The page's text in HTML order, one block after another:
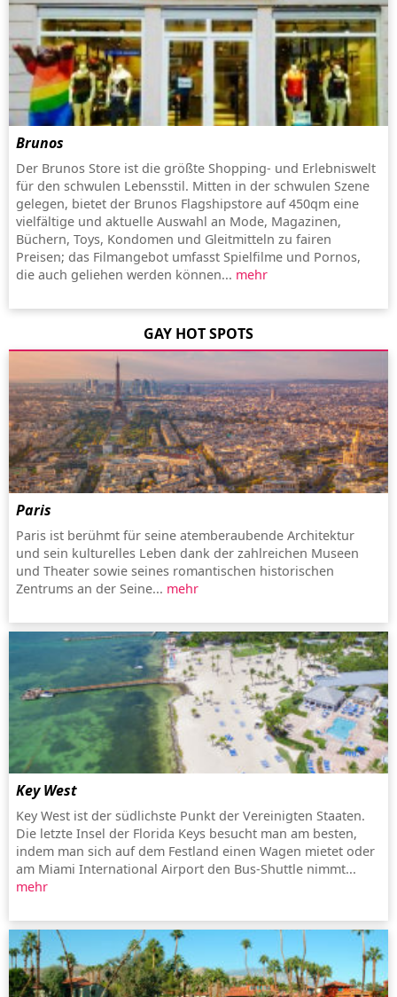
Brunos
Der Brunos Store ist die größte Shopping- und Erlebniswelt
für den schwulen Lebensstil. Mitten in der schwulen Szene
gelegen, bietet der Brunos Flagshipstore auf 450qm eine
vielfältige und aktuelle Auswahl an Mode, Magazinen,
Büchern, Toys, Kondomen und Gleitmitteln zu fairen
Preisen; das Filmangebot umfasst Spielfilme und Pornos,
die auch geliehen werden können... mehr
GAY HOT SPOTS
Paris
Paris ist berühmt für seine atemberaubende Architektur
und sein kulturelles Leben dank der zahlreichen Museen
und Theater sowie seines romantischen historischen
Zentrums an der Seine... mehr
Key West
Key West ist der südlichste Punkt der Vereinigten Staaten.
Die letzte Insel der Florida Keys besucht man am besten,
indem man sich auf dem Festland einen Wagen mietet oder
am Miami International Airport den Bus-Shuttle nimmt...
mehr